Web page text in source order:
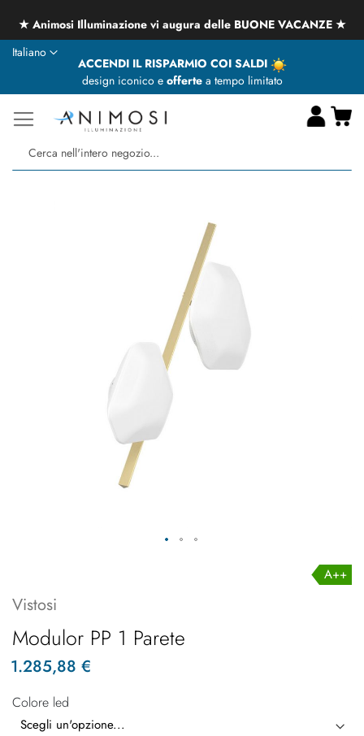
★ Animosi Illuminazione vi augura delle BUONE VACANZE ★
ACCENDI IL RISPARMIO COI SALDI
design iconico e offertea tempo limitato
Lingua
Italiano
A++
Vistosi
Modulor PP 1 Parete
1.285,88 €
Colore led